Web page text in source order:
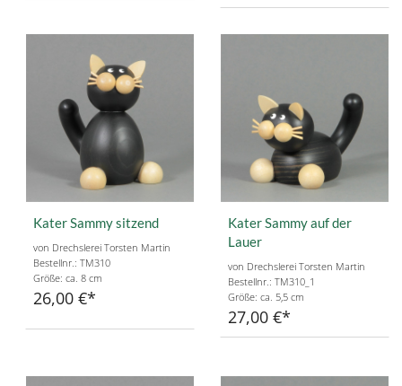
Kater Sammy sitzend
von Drechslerei Torsten Martin
Bestellnr.: TM310
Größe: ca. 8 cm
26,00 €
Kater Sammy auf der
Lauer
von Drechslerei Torsten Martin
Bestellnr.: TM310_1
Größe: ca. 5,5 cm
27,00 €